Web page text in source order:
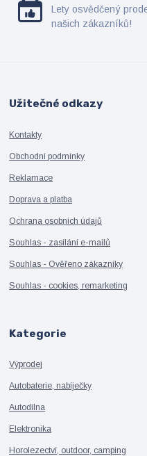
Lety osvědčený
našich zákazníků!
Užitečné odkazy
Kontakty
Obchodní podmínky
Reklamace
Doprava a platba
Ochrana osobních údajů
Souhlas - zasílání e-mailů
Souhlas - Ověřeno zákazníky
Souhlas - cookies, remarketing
Kategorie
Výprodej
Autobaterie, nabíječky
Autodílna
Elektronika
Horolezectví, outdoor, camping